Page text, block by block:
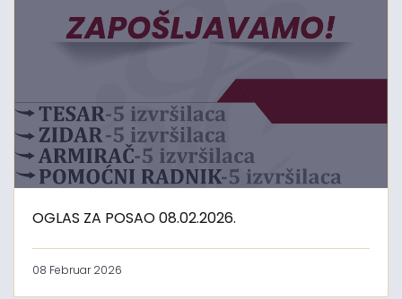
OGLAS ZA POSAO 08.02.2026.
08 Februar 2026